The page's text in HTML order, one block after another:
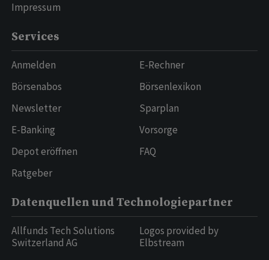
Impressum
Services
Anmelden
Börsenabos
Newsletter
E-Banking
Depot eröffnen
Ratgeber
E-Rechner
Börsenlexikon
Sparplan
Vorsorge
FAQ
Datenquellen und Technologiepartner
Allfunds Tech Solutions
Switzerland AG
Logos provided by
Elbstream